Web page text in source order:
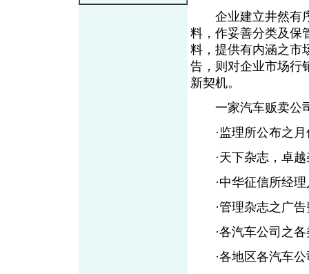
企业建立井然有序
料，作妥善分类及保
料，提供有内涵之市
告，则对企业市场行
新契机。
一家汽车贩卖公
·监理所公布之月
·天下杂志，卓越
·中华征信所经理
·管理杂志之广告
·各汽车公司之各
·各地区各汽车公